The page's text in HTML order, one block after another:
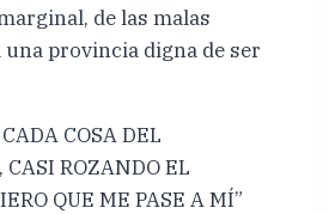
de las malas
una provincia digna de ser
COSA DEL
CASI ROZANDO EL
QUE ME PASE A MÍ”